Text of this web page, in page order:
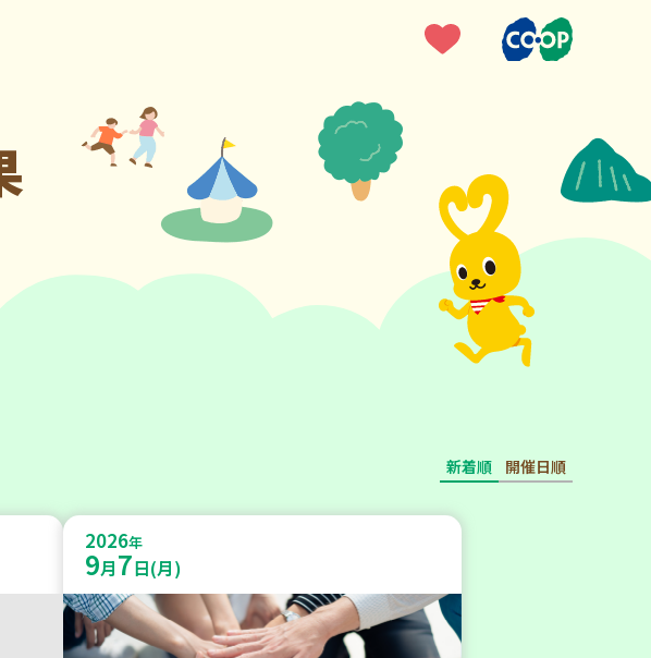
新着順 開催日順
2026年
9月7日(月)